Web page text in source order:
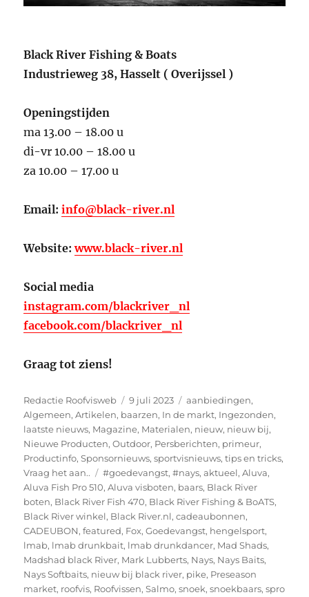
Black River Fishing & Boats
Industrieweg 38, Hasselt ( Overijssel )
Openingstijden
ma 13.00 – 18.00 u
di-vr 10.00 – 18.00 u
za 10.00 – 17.00 u
Email:info@black-river.nl
Website:www.black-river.nl
Social media
instagram.com/blackriver_nl
facebook.com/blackriver_nl
Graag tot ziens!
Auteur
Redactie Roofvisweb
Geplaatst
op
9 juli 2023 Categorieën
aanbiedingen,
Algemeen,Artikelen, baarzen, In de markt, Ingezonden,
laatste nieuws, Magazine, Materialen, nieuw, nieuw bij,
Nieuwe Producten,Outdoor, Persberichten, primeur,
Productinfo,Sponsornieuws,sportvisnieuws,tips en tricks,
Vraag het aan..
Tags
#goedevangst,#nays,aktueel,Aluva,
Aluva Fish Pro 510,Aluva visboten, baars, Black River
boten, Black River Fish 470, Black River Fishing & BoATS,
Black River winkel, Black River.nl,cadeaubonnen,
CADEUBON,featured, Fox,Goedevangst, hengelsport,
lmab, lmab drunkbait, lmab drunkdancer, Mad Shads,
Madshad black River, Mark Lubberts, Nays, Nays Baits,
Nays Softbaits, nieuw bij black river, pike, Preseason
market, roofvis, Roofvissen,Salmo,snoek,snoekbaars,spro